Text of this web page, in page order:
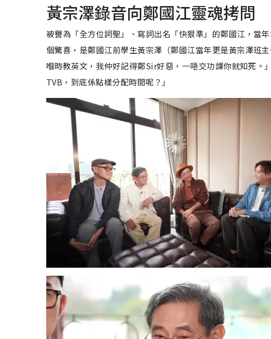
黃宗澤錄音向鄭國江靈魂拷問
被譽為「全方位詞聖」、寫詞出名「快狠準」的鄭國江，當
個驚喜，是鄭國江前學生黃宗澤（鄭國江當年更是黃宗澤班
嗰時教英文，我仲好記得鄭Sir好惡，一唔交功課你就知死
TVB，到底係點樣分配時間呢？」